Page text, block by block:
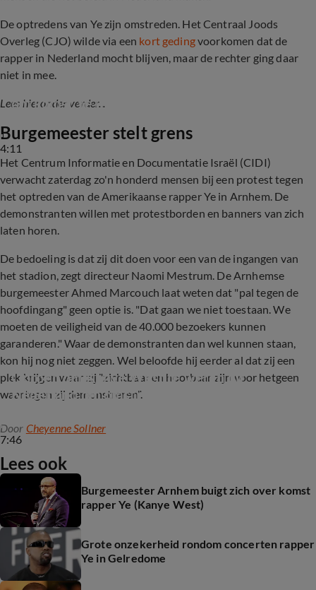
De optredens van Ye zijn omstreden. Het Centraal Joods
Overleg (CJO) wilde via een kort gedingvoorkomen dat de
rapper in Nederland mocht blijven, maar de rechter ging daar
niet in mee.
Lees hieronder verder...
4:11
om komst Ye (Kanye West) tegen te houden
Burgemeester stelt grens
Het Centrum Informatie en Documentatie Israël (CIDI)
verwacht zaterdag zo'n honderd mensen bij een protest tegen
het optreden van de Amerikaanse rapper Ye in Arnhem. De
demonstranten willen met protestborden en banners van zich
laten horen.
De bedoeling is dat zij dit doen voor een van de ingangen van
het stadion, zegt directeur Naomi Mestrum. De Arnhemse
burgemeester Ahmed Marcouch laat weten dat "pal tegen de
hoofdingang" geen optie is. "Dat gaan we niet toestaan. We
moeten de veiligheid van de 40.000 bezoekers kunnen
garanderen." Waar de demonstranten dan wel kunnen staan,
kon hij nog niet zeggen. Wel beloofde hij eerder al dat zij een
plek krijgen waar zij "zichtbaar en hoorbaar zijn voor hetgeen
waartegen zij demonstreren".
7:46
Oproep om Kanye West te weren uit
Nederland om omstreden uitspraken
Door Cheyenne Sollner
Lees ook
Burgemeester Arnhem buigt zich over komst
rapper Ye (Kanye West)
Grote onzekerheid rondom concerten rapper
Ye in Gelredome